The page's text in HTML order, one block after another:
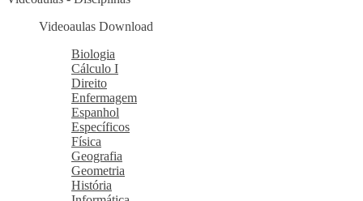
Videoaulas Download
Biologia
Cálculo I
Direito
Enfermagem
Espanhol
Específicos
Física
Geografia
Geometria
História